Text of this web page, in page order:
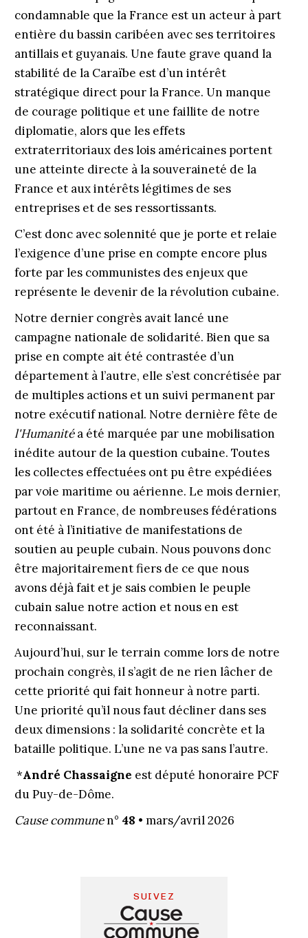
condamnable que la France est un acteur à part
entière du bassin caribéen avec ses territoires
antillais et guyanais. Une faute grave quand la
stabilité de la Caraïbe est d’un intérêt
stratégique direct pour la France. Un manque
de courage politique et une faillite de notre
diplomatie, alors que les effets
extraterritoriaux des lois américaines portent
une atteinte directe à la souveraineté de la
France et aux intérêts légitimes de ses
entreprises et de ses ressortissants.
C’est donc avec solennité que je porte et relaie
l’exigence d’une prise en compte encore plus
forte par les communistes des enjeux que
représente le devenir de la révolution cubaine.
Notre dernier congrès avait lancé une
campagne nationale de solidarité. Bien que sa
prise en compte ait été contrastée d’un
département à ­l’autre, elle s’est concrétisée par
de multiples actions et un suivi permanent par
notre exécutif national. Notre dernière fête de
l'Humanitéa été marquée par une mobilisation
inédite autour de la question cubaine. Toutes
les collectes effectuées ont pu être expédiées
par voie maritime ou aérienne. Le mois dernier,
partout en France, de nombreuses fédérations
ont été à l’initiative de manifestations de
soutien au peuple cubain. Nous pouvons donc
être majoritairement fiers de ce que nous
avons déjà fait et je sais combien le peuple
cubain salue notre action et nous en est
reconnaissant.
Aujourd’hui, sur le terrain comme lors de notre
prochain congrès, il s’agit de ne rien lâcher de
cette priorité qui fait honneur à notre parti.
Une priorité qu’il nous faut décliner dans ses
deux dimensions : la solidarité concrète et la
bataille politique. L’une ne va pas sans l’autre.
*André Chassaigne est député honoraire PCF
du Puy-de-Dôme.
Cause communen° 48 • mars/avril 2026
SUIVEZ